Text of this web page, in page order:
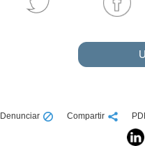
Denunciar Compartir